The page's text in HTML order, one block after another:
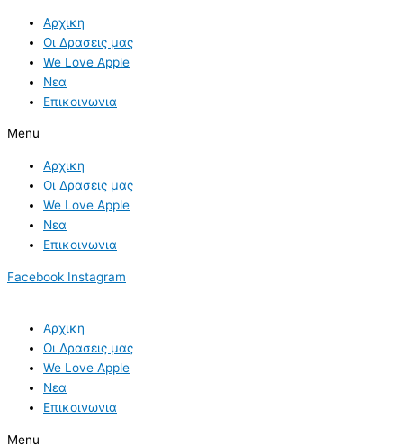
content
Αρχικη
Οι Δρασεις μας
We Love Apple
Νεα
Επικοινωνια
Menu
Αρχικη
Οι Δρασεις μας
We Love Apple
Νεα
Επικοινωνια
Facebook Instagram
Αρχικη
Οι Δρασεις μας
We Love Apple
Νεα
Επικοινωνια
Menu